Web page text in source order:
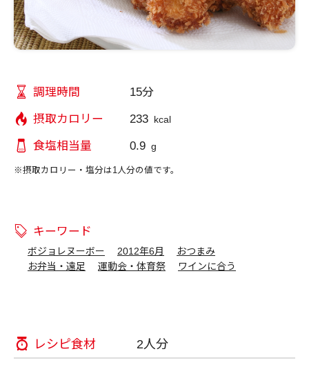
調理時間 15分
摂取カロリー 233 kcal
食塩相当量 0.9 g
※摂取カロリー・塩分は1人分の値です。
キーワード
ボジョレヌーボー 2012年6月
おつまみ
お弁当・遠足
運動会・体育祭 ワインに合う
レシピ食材 2人分